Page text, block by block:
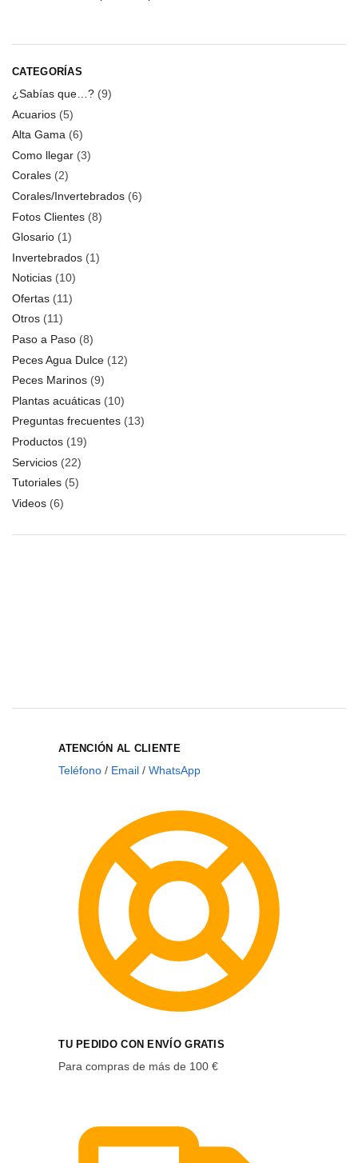
CATEGORÍAS
¿Sabías que…? (9)
Acuarios (5)
Alta Gama (6)
Como llegar (3)
Corales (2)
Corales/Invertebrados (6)
Fotos Clientes (8)
Glosario (1)
Invertebrados (1)
Noticias (10)
Ofertas (11)
Otros (11)
Paso a Paso (8)
Peces Agua Dulce (12)
Peces Marinos (9)
Plantas acuáticas (10)
Preguntas frecuentes (13)
Productos (19)
Servicios (22)
Tutoriales (5)
Videos (6)
ATENCIÓN AL CLIENTE
Teléfono / Email /WhatsApp
TU PEDIDO CON ENVÍO GRATIS
Para compras de más de 100 €